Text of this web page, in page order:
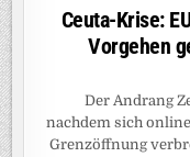
Ceuta-Krise:
Vorgehen
Der Andrang
nachdem sich
Grenzöffnung